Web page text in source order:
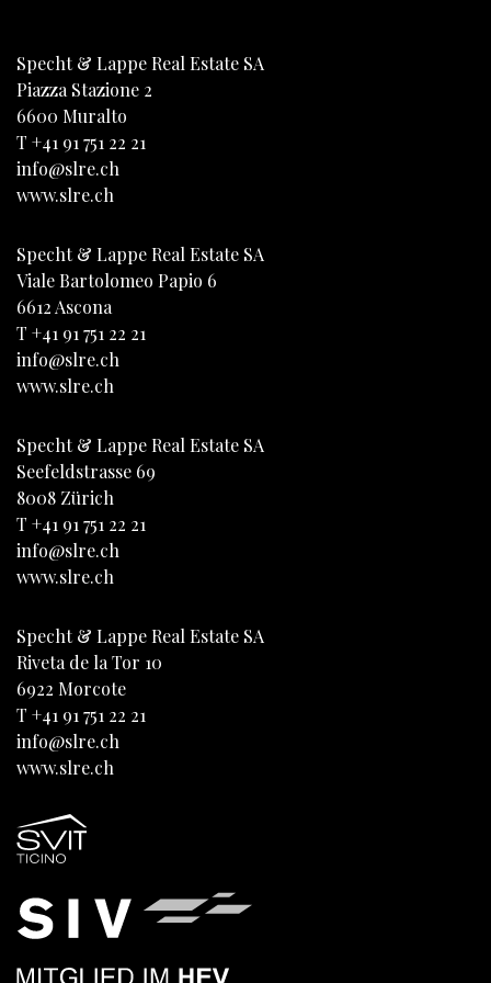
Specht & Lappe Real Estate SA
Piazza Stazione 2
6600 Muralto
T +41 91 751 22 21
info@slre.ch
www.slre.ch
Specht & Lappe Real Estate SA
Viale Bartolomeo Papio 6
6612 Ascona
T +41 91 751 22 21
info@slre.ch
www.slre.ch
Specht & Lappe Real Estate SA
Seefeldstrasse 69
8008 Zürich
T +41 91 751 22 21
info@slre.ch
www.slre.ch
Specht & Lappe Real Estate SA
Riveta de la Tor 10
6922 Morcote
T +41 91 751 22 21
info@slre.ch
www.slre.ch